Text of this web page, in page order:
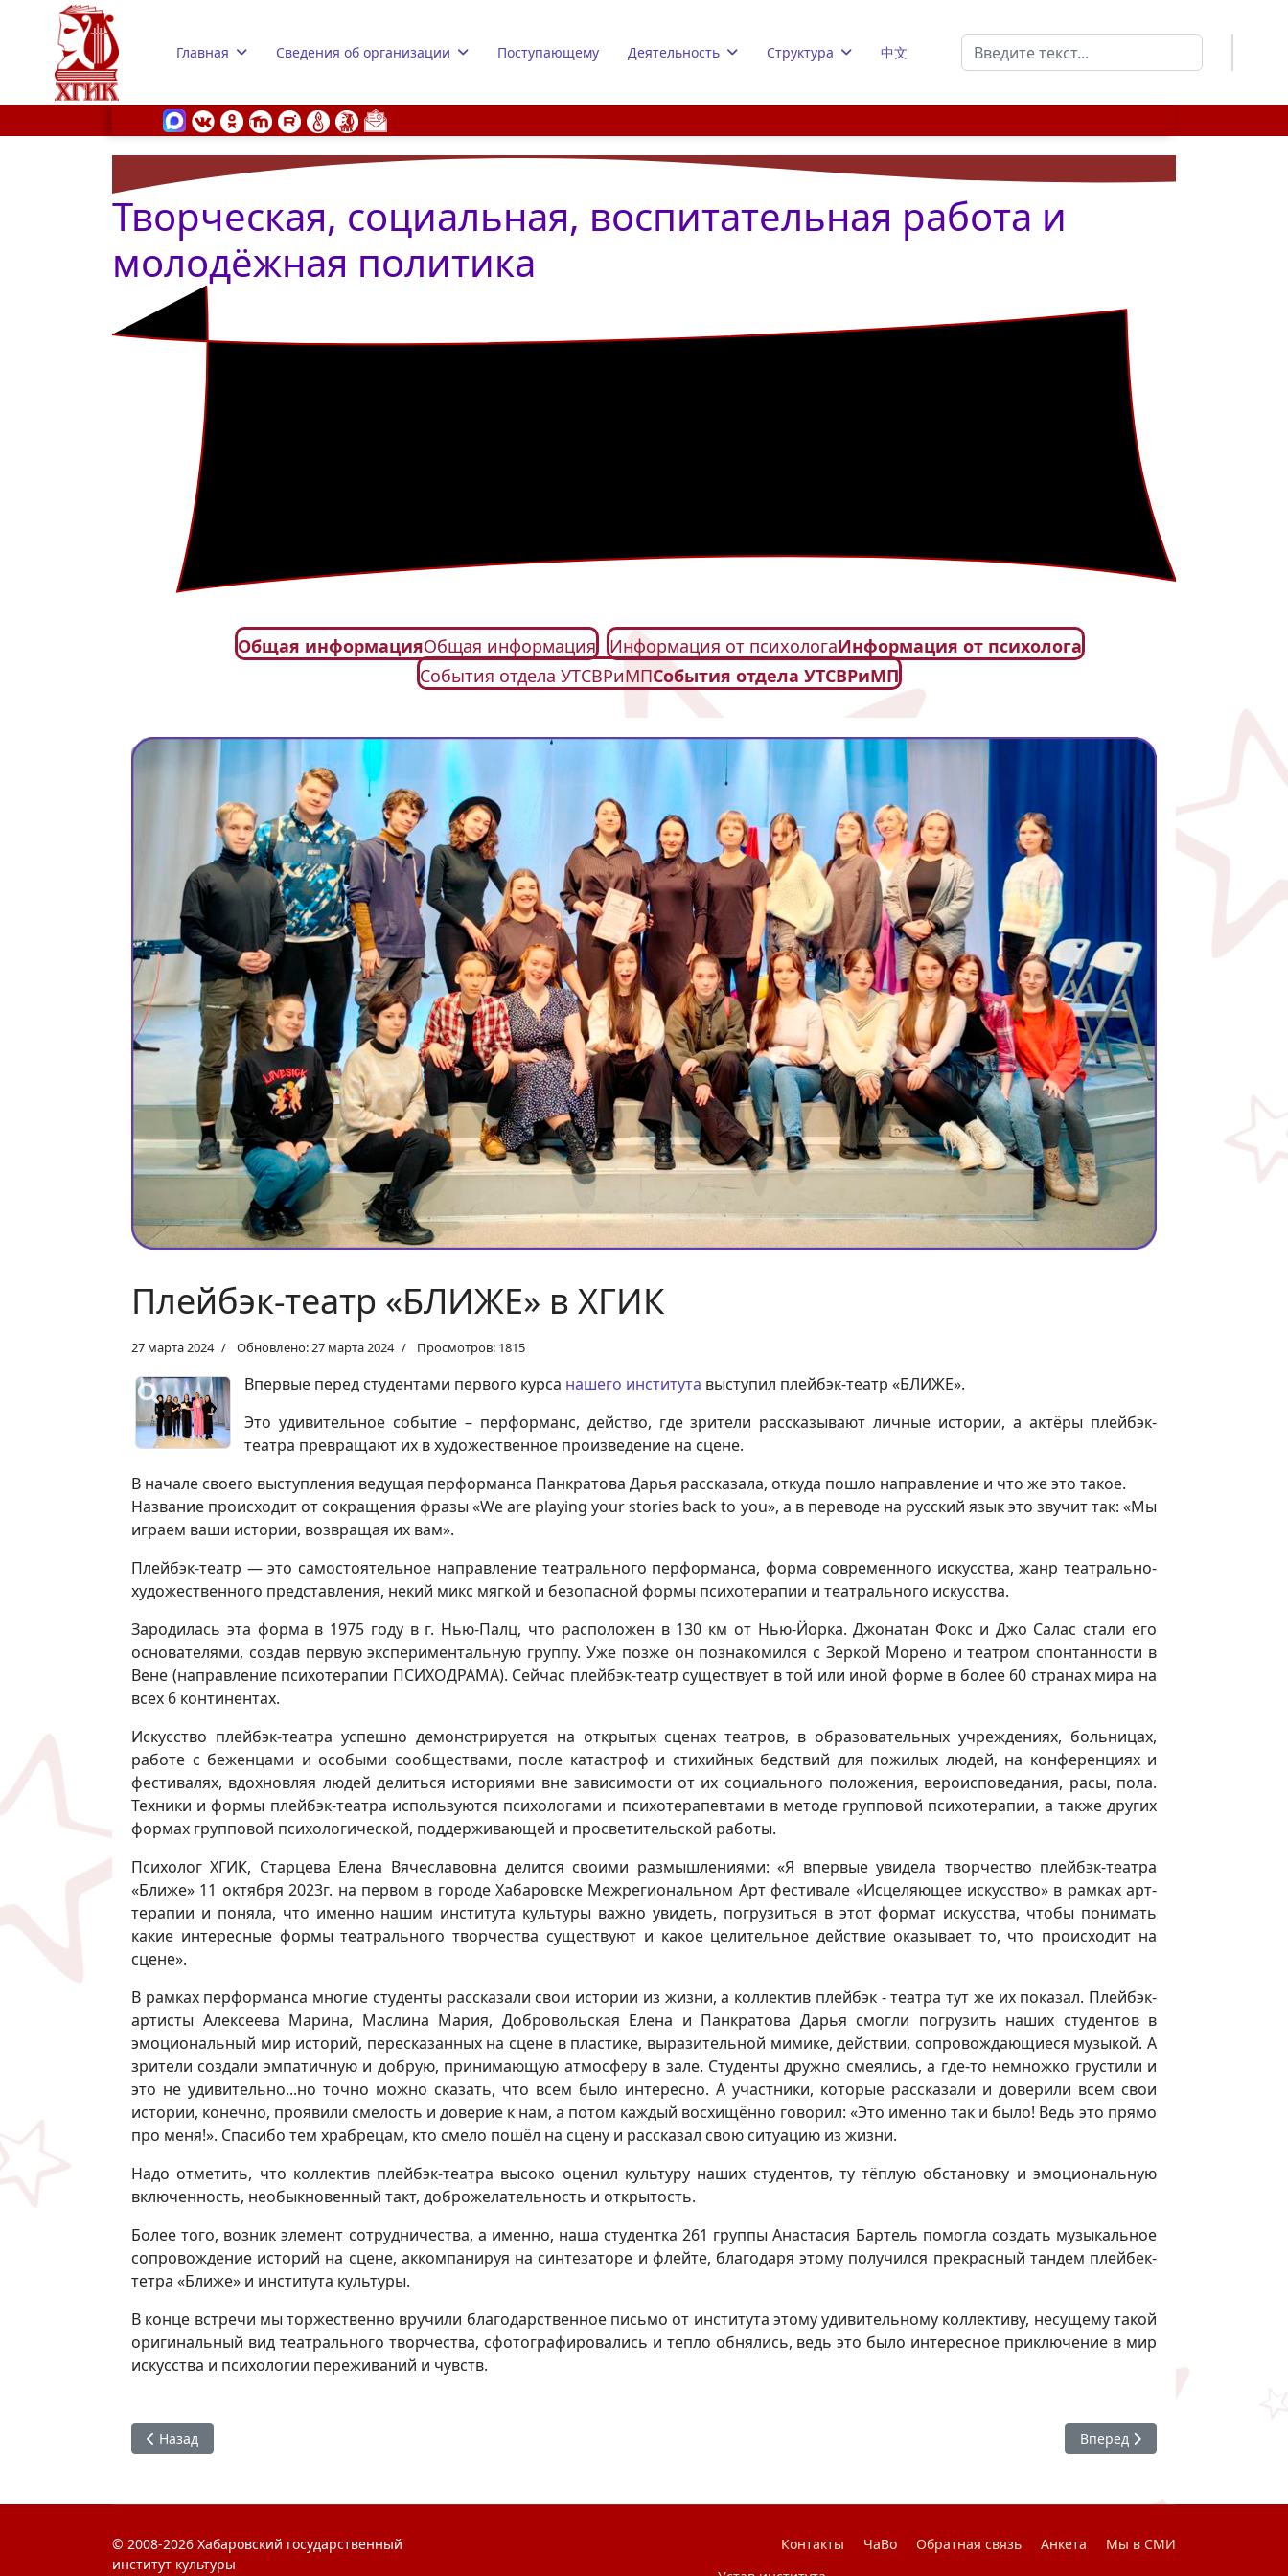
Главная Сведения об организации Поступающему Деятельность Структура 中文
Поиск
Творческая, социальная, воспитательная работа и
молодёжная политика
Общая информацияОбщая информация Информация от психологаИнформация от психолога
События отдела УТСВРиМПСобытия отдела УТСВРиМП
Плейбэк-театр «БЛИЖЕ» в ХГИК
27 марта 2024 Обновлено: 27 марта 2024 Просмотров: 1815
Впервые перед студентами первого курса нашего института выступил плейбэк-театр «БЛИЖЕ».
Это удивительное событие – перформанс, действо, где зрители рассказывают личные истории, а актёры плейбэк-
театра превращают их в художественное произведение на сцене.
В начале своего выступления ведущая перформанса Панкратова Дарья рассказала, откуда пошло направление и что же это такое.
Название происходит от сокращения фразы «We are playing your stories back to you», а в переводе на русский язык это звучит так: «Мы
играем ваши истории, возвращая их вам».
Плейбэк-театр — это самостоятельное направление театрального перформанса, форма современного искусства, жанр театрально-
художественного представления, некий микс мягкой и безопасной формы психотерапии и театрального искусства.
Зародилась эта форма в 1975 году в г. Нью-Палц, что расположен в 130 км от Нью-Йорка. Джонатан Фокс и Джо Салас стали его
основателями, создав первую экспериментальную группу. Уже позже он познакомился с Зеркой Морено и театром спонтанности в
Вене (направление психотерапии ПСИХОДРАМА). Сейчас плейбэк-театр существует в той или иной форме в более 60 странах мира на
всех 6 континентах.
Искусство плейбэк-театра успешно демонстрируется на открытых сценах театров, в образовательных учреждениях, больницах,
работе с беженцами и особыми сообществами, после катастроф и стихийных бедствий для пожилых людей, на конференциях и
фестивалях, вдохновляя людей делиться историями вне зависимости от их социального положения, вероисповедания, расы, пола.
Техники и формы плейбэк-театра используются психологами и психотерапевтами в методе групповой психотерапии, а также других
формах групповой психологической, поддерживающей и просветительской работы.
Психолог ХГИК, Старцева Елена Вячеславовна делится своими размышлениями: «Я впервые увидела творчество плейбэк-театра
«Ближе» 11 октября 2023г. на первом в городе Хабаровске Межрегиональном Арт фестивале «Исцеляющее искусство» в рамках арт-
терапии и поняла, что именно нашим института культуры важно увидеть, погрузиться в этот формат искусства, чтобы понимать
какие интересные формы театрального творчества существуют и какое целительное действие оказывает то, что происходит на
сцене».
В рамках перформанса многие студенты рассказали свои истории из жизни, а коллектив плейбэк - театра тут же их показал. Плейбэк-
артисты Алексеева Марина, Маслина Мария, Добровольская Елена и Панкратова Дарья смогли погрузить наших студентов в
эмоциональный мир историй, пересказанных на сцене в пластике, выразительной мимике, действии, сопровождающиеся музыкой. А
зрители создали эмпатичную и добрую, принимающую атмосферу в зале. Студенты дружно смеялись, а где-то немножко грустили и
это не удивительно...но точно можно сказать, что всем было интересно. А участники, которые рассказали и доверили всем свои
истории, конечно, проявили смелость и доверие к нам, а потом каждый восхищённо говорил: «Это именно так и было! Ведь это прямо
про меня!». Спасибо тем храбрецам, кто смело пошёл на сцену и рассказал свою ситуацию из жизни.
Надо отметить, что коллектив плейбэк-театра высоко оценил культуру наших студентов, ту тёплую обстановку и эмоциональную
включенность, необыкновенный такт, доброжелательность и открытость.
Более того, возник элемент сотрудничества, а именно, наша студентка 261 группы Анастасия Бартель помогла создать музыкальное
сопровождение историй на сцене, аккомпанируя на синтезаторе и флейте, благодаря этому получился прекрасный тандем плейбек-
тетра «Ближе» и института культуры.
В конце встречи мы торжественно вручили благодарственное письмо от института этому удивительному коллективу, несущему такой
оригинальный вид театрального творчества, сфотографировались и тепло обнялись, ведь это было интересное приключение в мир
искусства и психологии переживаний и чувств.
Предыдущий: Алгоритм действий при угрозе близким
Назад Следующий: Адаптация и
Вперед
© 2008-2026 Хабаровский государственный
институт культуры
Контакты ЧаВо Обратная связь Анкета
Мы в СМИ